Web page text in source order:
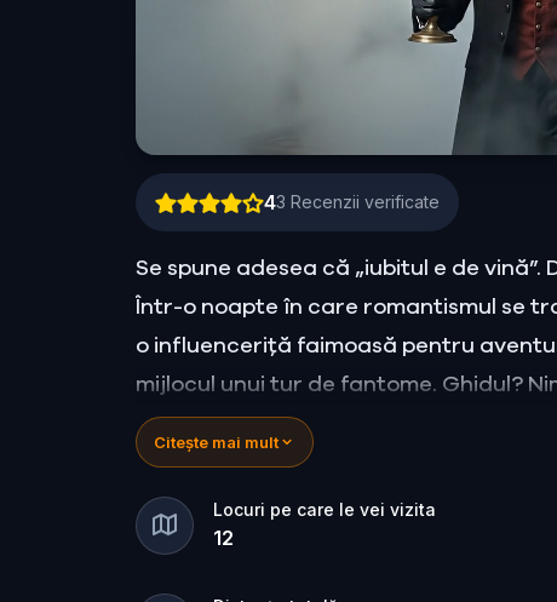
43 Recenzii verificate
Se spune adesea că „iubitul e de
Într-o noapte în care romantismul se
o influenceriță faimoasă pentru
mijlocul unui tur de fantome. Ghidul?
personaj la fel de teatral pe cât e de
Cine e criminalul? Walter, iubitul gelos
de morbid și mistere? Sau poate o altă
orașului?
Citește mai mult
Locuri pe care le vei vizita
12